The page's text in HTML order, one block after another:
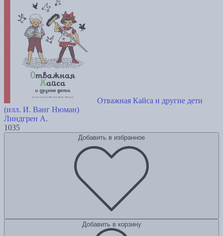
Отважная Кайса и другие дети
(илл. И. Ванг Нюман)
Линдгрен А.
1035
Добавить в избранное
Добавить в корзину